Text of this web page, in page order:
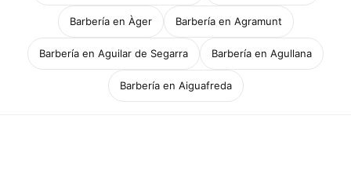
Barbería en Àger Barbería en Agramunt
Barbería en Aguilar de Segarra Barbería en Agullana
Barbería en Aiguafreda